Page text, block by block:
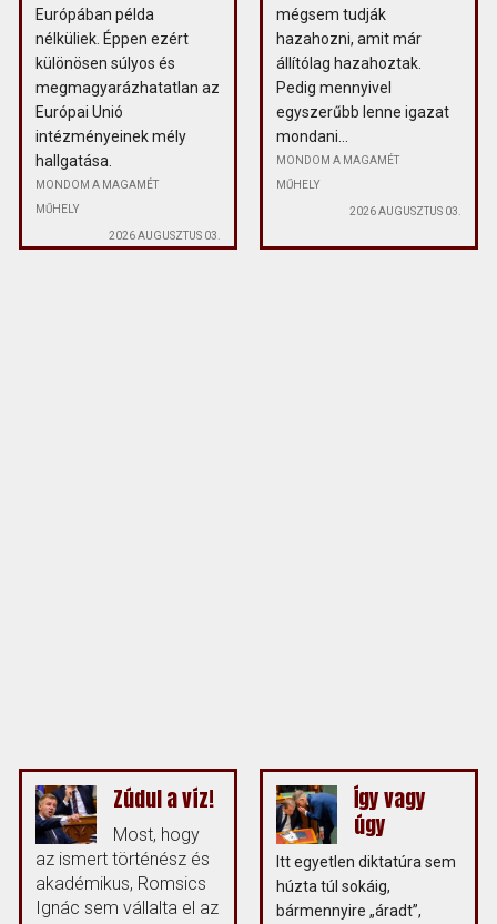
Európában példa
nélküliek. Éppen ezért
különösen súlyos és
megmagyarázhatatlan az
Európai Unió
intézményeinek mély
hallgatása.
MONDOM A MAGAMÉT
MŰHELY
2026 AUGUSZTUS 03.
mégsem tudják
hazahozni, amit már
állítólag hazahoztak.
Pedig mennyivel
egyszerűbb lenne igazat
mondani...
MONDOM A MAGAMÉT
MŰHELY
2026 AUGUSZTUS 03.
Zúdul a víz!
Most, hogy
az ismert történész és
akadémikus, Romsics
Ignác sem vállalta el az
Így vagy
úgy
Itt egyetlen diktatúra sem
húzta túl sokáig,
bármennyire „áradt”,